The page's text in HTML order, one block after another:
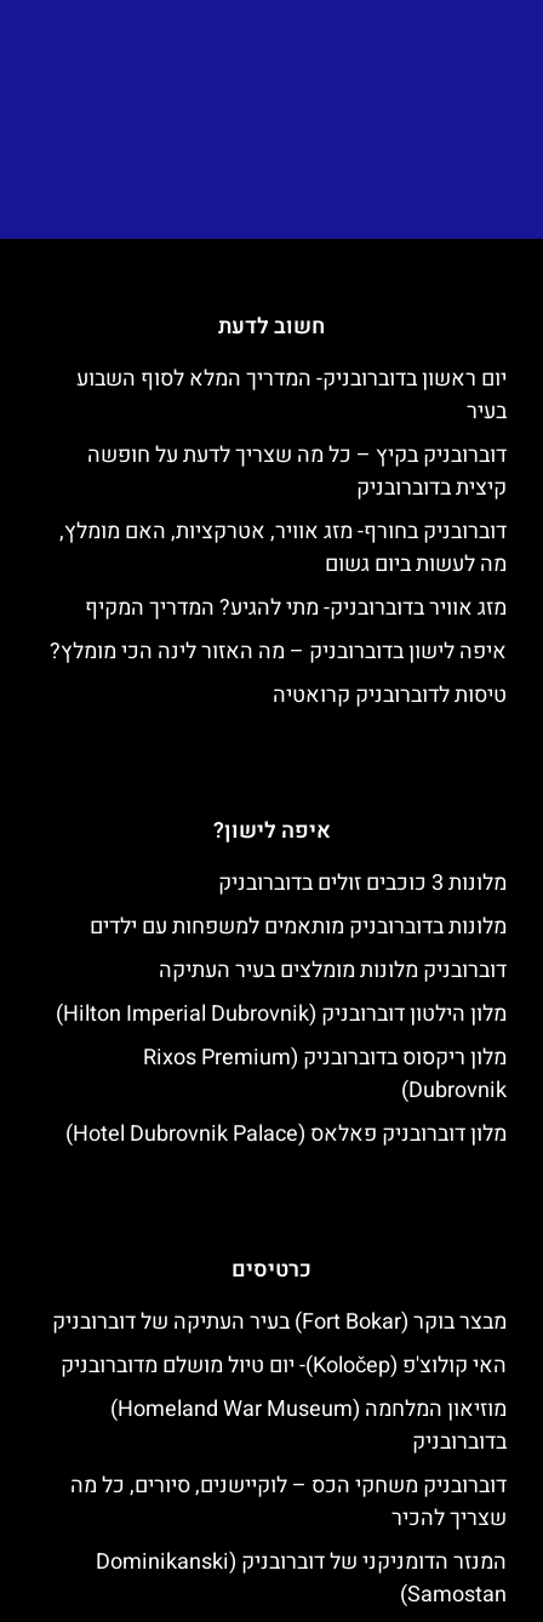
חשוב לדעת
יום ראשון בדוברובניק- המדריך המלא לסוף השבוע
בעיר
דוברובניק בקיץ – כל מה שצריך לדעת על חופשה
קיצית בדוברובניק
דוברובניק בחורף- מזג אוויר, אטרקציות, האם מומלץ,
מה לעשות ביום גשום
מזג אוויר בדוברובניק- מתי להגיע? המדריך המקיף
איפה לישון בדוברובניק – מה האזור לינה הכי מומלץ?
טיסות לדוברובניק קרואטיה
איפה לישון?
מלונות 3 כוכבים זולים בדוברובניק
מלונות בדוברובניק מותאמים למשפחות עם ילדים
דוברובניק מלונות מומלצים בעיר העתיקה
מלון הילטון דוברובניק (Hilton Imperial Dubrovnik)
מלון ריקסוס בדוברובניק (Rixos Premium
Dubrovnik)
מלון דוברובניק פאלאס (Hotel Dubrovnik Palace)
כרטיסים
מבצר בוקר (Fort Bokar) בעיר העתיקה של דוברובניק
האי קולוצ'פ (Koločep)- יום טיול מושלם מדוברובניק
מוזיאון המלחמה (Homeland War Museum)
בדוברובניק
דוברובניק משחקי הכס – לוקיישנים, סיורים, כל מה
שצריך להכיר
המנזר הדומניקני של דוברובניק (Dominikanski
Samostan)